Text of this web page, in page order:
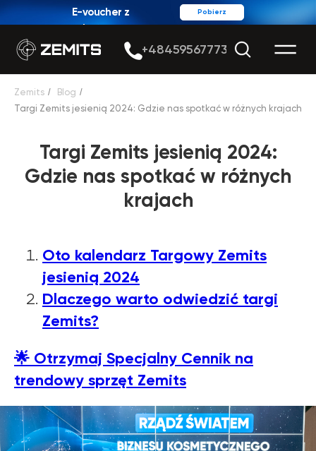
Pobierz
E-voucher z
rabatem
Zemits / Blog /
Targi Zemits jesienią 2024: Gdzie nas spotkać w różnych krajach
Targi Zemits jesienią 2024:
Gdzie nas spotkać w różnych
krajach
Oto kalendarz Targowy Zemits
jesienią 2024
Dlaczego warto odwiedzić targi
Zemits?
🌟 Otrzymaj Specjalny Cennik na
trendowy sprzęt Zemits